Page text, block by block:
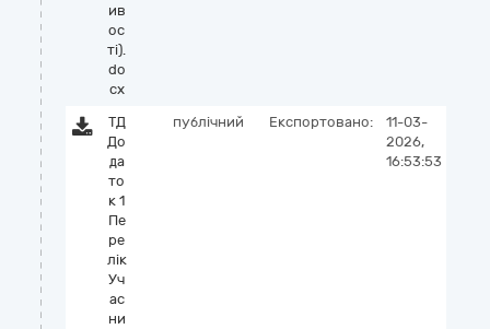
ив
ос
ті).
do
cx
ТД
До
да
то
к 1
Пе
ре
лік
Уч
ас
ни
публічний Експортовано:
11-03-
2026,
16:53:53